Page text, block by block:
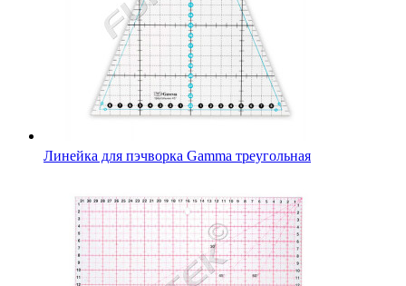
Линейка для пэчворка Gamma треугольная